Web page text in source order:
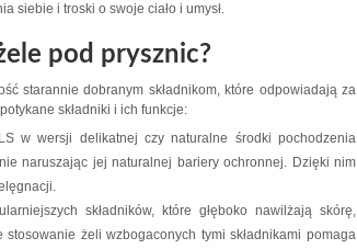
siebie i troski o swoje ciało i umysł.
pod prysznic?
starannie dobranym składnikom, które odpowiadają za
składniki i ich funkcje:
w wersji delikatnej czy naturalne środki pochodzenia
naruszając jej naturalnej bariery ochronnej. Dzięki nim
składników, które głęboko nawilżają skórę,
żeli wzbogaconych tymi składnikami pomaga